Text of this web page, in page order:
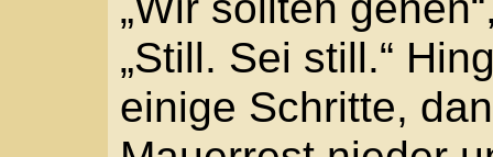
versuchte ihn
beeilen. Bei
geschlossen. Du